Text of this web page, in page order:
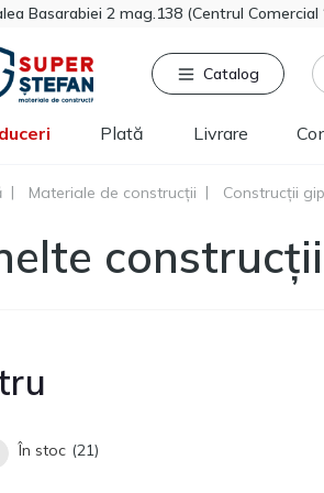
Basarabiei 2 mag.138 (Centrul Comercial
Catalog
Plată Livrare
extrudat
Materiale de construcții Construcții
În stoc 21